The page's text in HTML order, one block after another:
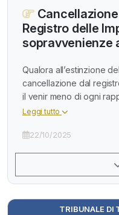
Registro delle
sopravvenienze
Qualora all’estinzione
cancellazione dal
il venir meno di ogni
Leggi tutto
22/10/2025
TRIBUNALE DI